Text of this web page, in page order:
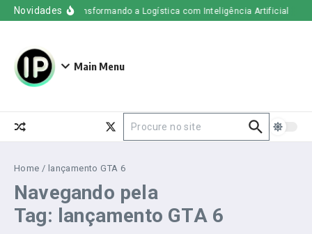
Ir para o conteúdo
Novidades
Uber Freight – Transformando a Logística com Inteligência Artificial
Main Menu
Home / lançamento GTA 6
Navegando pela
Tag: lançamento GTA 6